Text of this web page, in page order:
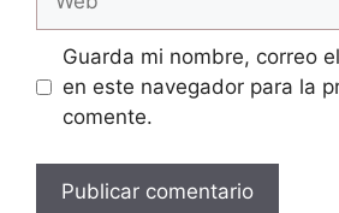
Guarda mi nombre, correo
en este navegador para la
comente.